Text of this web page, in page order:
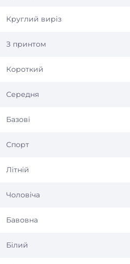
Круглий виріз
З принтом
Короткий
Середня
Базові
Спорт
Літній
Чоловіча
Бавовна
Білий